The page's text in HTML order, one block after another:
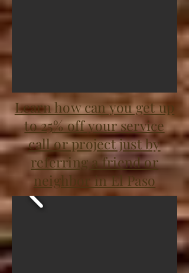
Learn how can you get up
to 25% off your service
call or project just by
referring a friend or
neighbor in El Paso